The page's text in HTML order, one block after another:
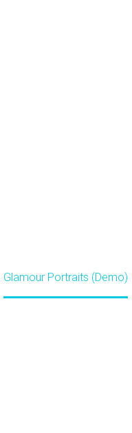
Glamour Portraits (Demo)